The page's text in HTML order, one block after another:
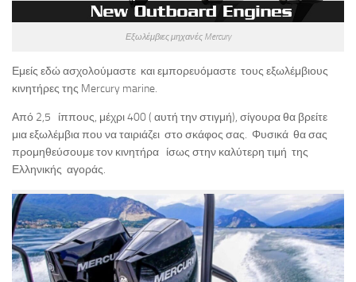
Εξωλέμβιες μηχανές Mercury
Εμείς εδώ ασχολούμαστε και εμπορευόμαστε τους εξωλέμβιους
κινητήρες της Mercury marine.
Από 2,5 ίππους, μέχρι 400 ( αυτή την στιγμή), σίγουρα θα βρείτε
μια εξωλέμβια που να ταιριάζει στο σκάφος σας. Φυσικά θα σας
προμηθεύσουμε τον κινητήρα ίσως στην καλύτερη τιμή της
Ελληνικής αγοράς.